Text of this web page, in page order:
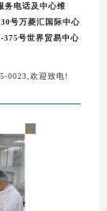
务电话及中心维
号万菱汇国际中心
375号世界贸易中心
0023,欢迎致电!